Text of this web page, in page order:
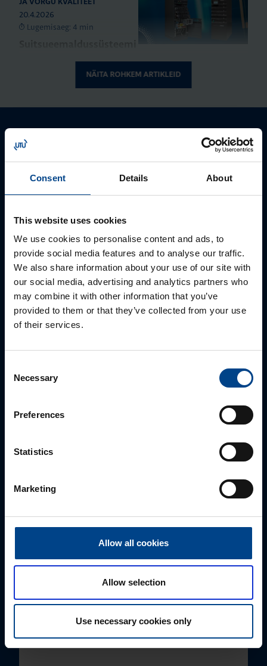
Consent Details About
This website uses cookies
We use cookies to personalise content and ads, to
provide social media features and to analyse our traffic.
We also share information about your use of our site with
our social media, advertising and analytics partners who
may combine it with other information that you’ve
provided to them or that they’ve collected from your use
of their services.
Selection
Necessary
Preferences
Statistics
Marketing
Allow all cookies
Allow selection
Use necessary cookies only
JA VÕRGU KVALITEET
20.4.2026
Lugemisaeg: 4 min
Socomec Modulys GP
22.1.2026
UPS ei ole lihtsalt kast
VAATA KÕIKI ARTIKLEID
NÄITA ROHKEM ARTIKLEID
Palun võtke meiega ühendust
JÕUELEKTROONIKA TOOTEJUHT/HOOLDUSJUHT
Nikolai Sokolov
+372 57880500
Eesnimi*
Ettevõte
Kuidas saame Teid aidata?